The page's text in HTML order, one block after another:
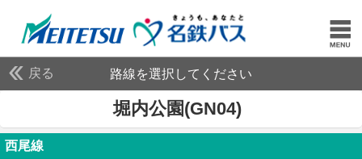
戻る 路線を選択してください
堀内公園(GN04)
西尾線